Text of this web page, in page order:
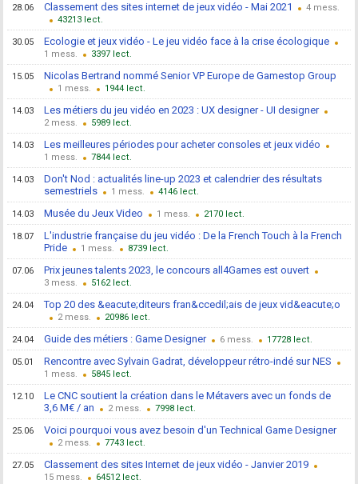
28.06 Classement des sites internet de jeux vidéo - Mai 2021
4
43213
30.05 Ecologie et jeux vidéo - Le jeu vidéo face à la crise écologique
1 3397
15.05 Nicolas Bertrand nommé Senior VP Europe de Gamestop Group
1 1944
14.03 Les métiers du jeu vidéo en 2023 : UX designer - UI designer
2 5989
14.03 Les meilleures périodes pour acheter consoles et jeux vidéo
1 7844
14.03
Don't Nod : actualités line-up 2023 et calendrier des résultats
semestriels
1 4146
14.03 Musée du Jeux Video 1 2170
18.07
L'industrie française du jeu vidéo : De la French Touch à la French
Pride
1 8739
07.06 Prix jeunes talents 2023, le concours all4Games est ouvert
3 5162
24.04 Top 20 des &eacute;diteurs fran&ccedil;ais de jeux vid&eacute;o
2 20986
24.04 Guide des métiers : Game Designer 6 17728
05.01 Rencontre avec Sylvain Gadrat, développeur rétro-indé sur NES
1 5845
12.10
Le CNC soutient la création dans le Métavers avec un fonds de
3,6 M€ / an
2 7998
25.06 Voici pourquoi vous avez besoin d'un Technical Game Designer
2 7743
27.05 Classement des sites Internet de jeux vidéo - Janvier 2019
15 64512